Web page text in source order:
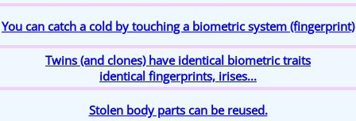
You can catch a cold by touching a biometric system (fingerprint)
Twins (and clones) have identical biometric traits
identical fingerprints, irises...
Stolen body parts can be reused.